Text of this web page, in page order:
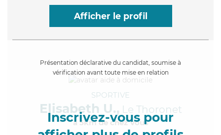
Afficher le profil
Présentation déclarative du candidat, soumise à
vérification avant toute mise en relation
Inscrivez-vous pour
SPORTIVE
Elisabeth U., Le Thoronet
à 5km de chez Vous